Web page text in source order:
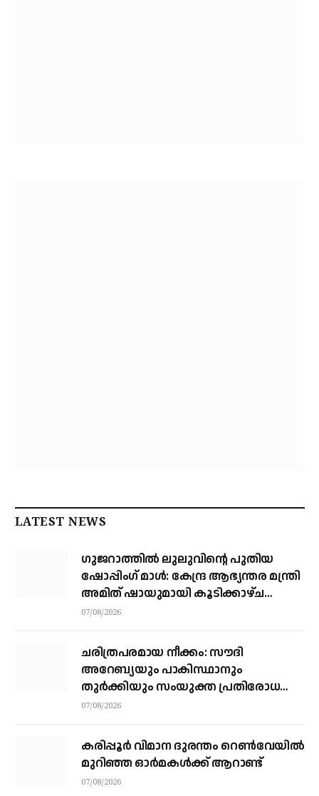
LATEST NEWS
ഗുജറാത്തിൽ ലുലുവിന്റെ പുതിയ
ഷോപ്പിംഗ് മാൾ: കേന്ദ്ര ആഭ്യന്തര മന്ത്രി
അമിത് ഷായുമായി കൂടിക്കാഴ്ച
നടത്തി എം.എ യൂസഫലി
07/08/2026
ചരിത്രപരമായ നീക്കം: സൗദി
അറേബ്യയും പാകിസ്ഥാനും
തുർക്കിയും സംയുക്ത പ്രതിരോധ
കരാറിൽ ഒപ്പുവെക്കുന്നു,
07/08/2026
കരിപ്പൂര്‍ വിമാന ദുരന്തം റെണ്‍വേയില്‍
മുറിഞ്ഞ ഓര്‍മകള്‍ക്ക് ആറാണ്ട്
07/08/2026